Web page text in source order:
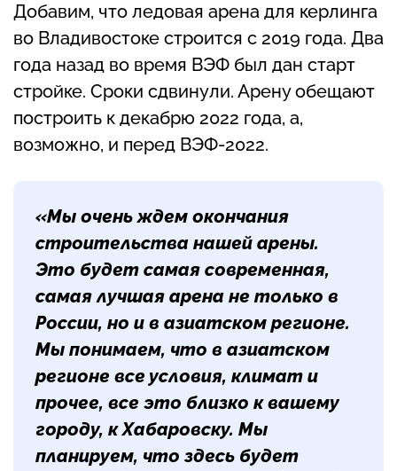
Добавим, что ледовая арена для керлинга
во Владивостоке строится с 2019 года. Два
года назад во время ВЭФ был дан старт
стройке. Сроки сдвинули. Арену обещают
построить к декабрю 2022 года, а,
возможно, и перед ВЭФ-2022.
«Мы очень ждем окончания
строительства нашей арены.
Это будет самая современная,
самая лучшая арена не только в
России, но и в азиатском регионе.
Мы понимаем, что в азиатском
регионе все условия, климат и
прочее, все это близко к вашему
городу, к Хабаровску. Мы
планируем, что здесь будет